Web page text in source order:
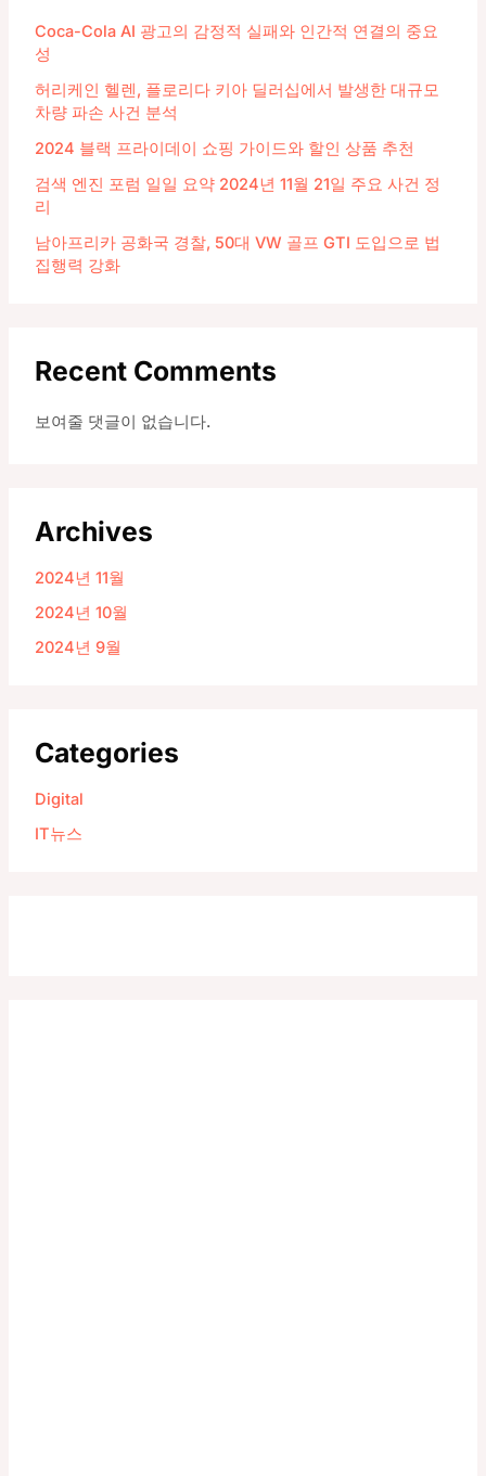
Coca-Cola AI 광고의 감정적 실패와 인간적 연결의 중요
성
허리케인 헬렌, 플로리다 키아 딜러십에서 발생한 대규모
차량 파손 사건 분석
2024 블랙 프라이데이 쇼핑 가이드와 할인 상품 추천
검색 엔진 포럼 일일 요약 2024년 11월 21일 주요 사건 정
리
남아프리카 공화국 경찰, 50대 VW 골프 GTI 도입으로 법
집행력 강화
Recent Comments
보여줄 댓글이 없습니다.
Archives
2024년 11월
2024년 10월
2024년 9월
Categories
Digital
IT뉴스